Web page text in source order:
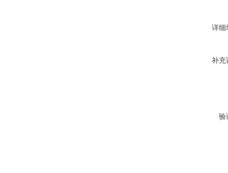
详细
补充
验